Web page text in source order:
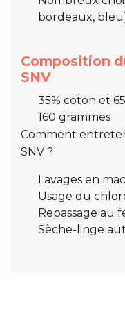
bordeaux,
Composition
SNV
35% coton et
160 grammes
Comment
SNV ?
Lavages en
Usage du
Repassage au
Sèche-linge